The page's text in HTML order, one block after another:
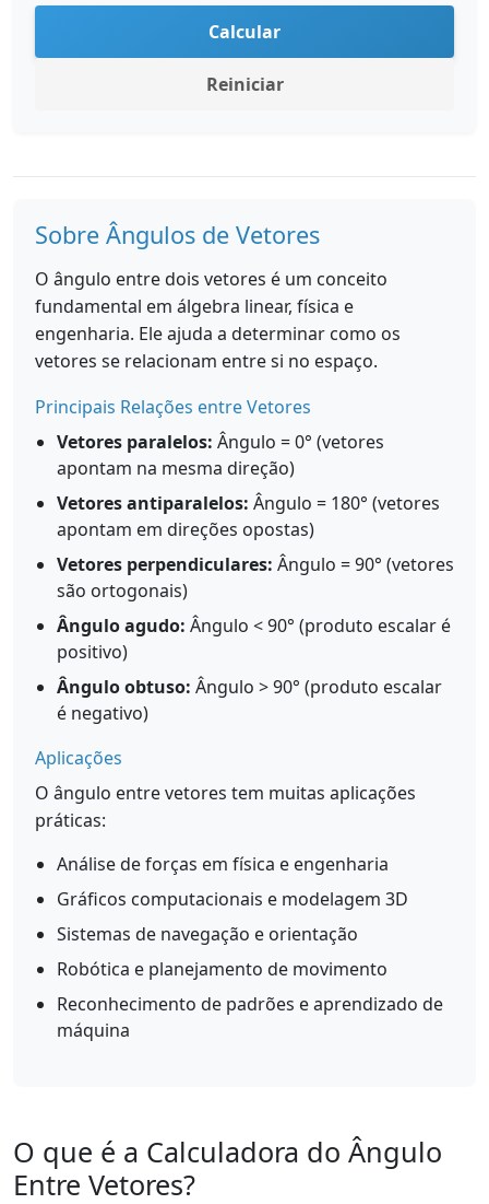
Calcular
Reiniciar
Sobre Ângulos de Vetores
O ângulo entre dois vetores é um conceito
fundamental em álgebra linear, física e
engenharia. Ele ajuda a determinar como os
vetores se relacionam entre si no espaço.
Principais Relações entre Vetores
Vetores paralelos: Ângulo = 0° (vetores
apontam na mesma direção)
Vetores antiparalelos: Ângulo = 180° (vetores
apontam em direções opostas)
Vetores perpendiculares: Ângulo = 90° (vetores
são ortogonais)
Ângulo agudo: Ângulo < 90° (produto escalar é
positivo)
Ângulo obtuso: Ângulo > 90° (produto escalar
é negativo)
Aplicações
O ângulo entre vetores tem muitas aplicações
práticas:
Análise de forças em física e engenharia
Gráficos computacionais e modelagem 3D
Sistemas de navegação e orientação
Robótica e planejamento de movimento
Reconhecimento de padrões e aprendizado de
máquina
O que é a Calculadora do Ângulo
Entre Vetores?